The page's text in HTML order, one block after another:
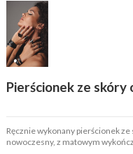
Pierścionek ze skóry
Ręcznie wykonany pierścionek
nowoczesny, z matowym